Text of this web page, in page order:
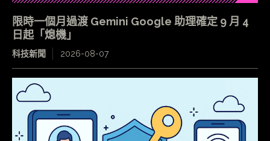
限時一個月過渡 Gemini Google 助理確定 9 月 4
日起「熄機」
科技新聞 2026-08-07